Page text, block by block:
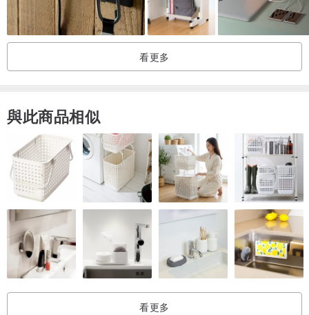
・若為定製商品，製作時間約為1~2週，實際時間因商品複雜程度而
異
・包裝及運送時間約為3~5天，不含例假日
＊若收到商品後有瑕疵請於七天內聯絡牡丹畫室並傳送瑕疵處照片
看更多
與此商品相似
看更多